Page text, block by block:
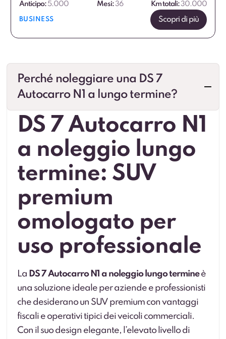
Anticipo:5.000 Mesi:36 Km totali:30.000
BUSINESS Scopri di più
Perché noleggiare una DS 7
Autocarro N1 a lungo termine?
DS 7 Autocarro N1
a noleggio lungo
termine: SUV
premium
omologato per
uso professionale
La DS 7 Autocarro N1 a noleggio lungo termineè
una soluzione ideale per aziende e professionisti
che desiderano un SUV premium con vantaggi
fiscali e operativi tipici dei veicoli commerciali.
Con il suo design elegante, l’elevato livello di